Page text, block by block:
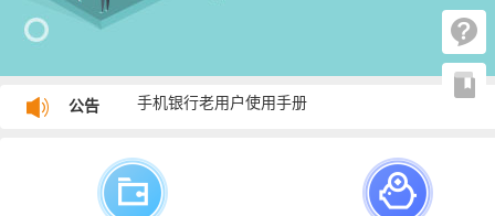
公告
手机银行老用户使用手册